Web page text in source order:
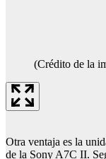
(Crédito de la
Otra ventaja es la
de la Sony A7C II.